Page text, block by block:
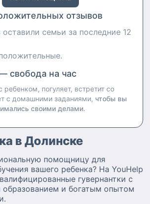
отзывов
оставили семьи за последние 12
свобода на час
ребенком, погуляет, встретит со
с домашними заданиями, чтобы вы
своими делами.
в Долинске
помощницу для
вашего ребенка? На YouHelp
гувернантки с
образованием и богатым опытом